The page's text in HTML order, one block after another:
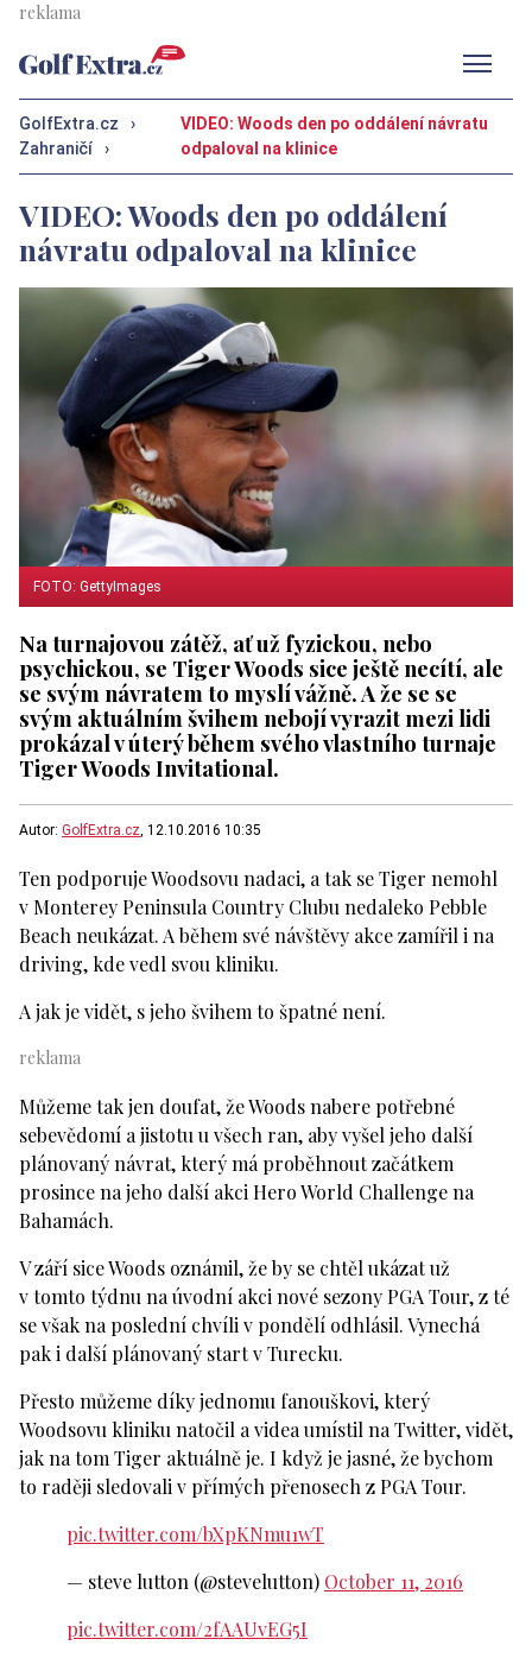
GolfExtra.cz
›
Zahraničí
›
VIDEO: Woods den po oddálení návratu
odpaloval na klinice
VIDEO: Woods den po oddálení
návratu odpaloval na klinice
FOTO: GettyImages
Na turnajovou zátěž, ať už fyzickou, nebo
psychickou, se Tiger Woods sice ještě necítí, ale
se svým návratem to myslí vážně. A že se se
svým aktuálním švihem nebojí vyrazit mezi lidi
prokázal v úterý během svého vlastního turnaje
Tiger Woods Invitational.
Autor: GolfExtra.cz, 12.10.2016 10:35
Ten podporuje Woodsovu nadaci, a tak se Tiger nemohl
v Monterey Peninsula Country Clubu nedaleko Pebble
Beach neukázat. A během své návštěvy akce zamířil i na
driving, kde vedl svou kliniku.
A jak je vidět, s jeho švihem to špatné není.
Můžeme tak jen doufat, že Woods nabere potřebné
sebevědomí a jistotu u všech ran, aby vyšel jeho další
plánovaný návrat, který má proběhnout začátkem
prosince na jeho další akci Hero World Challenge na
Bahamách.
V září sice Woods oznámil, že by se chtěl ukázat už
v tomto týdnu na úvodní akci nové sezony PGA Tour, z té
se však na poslední chvíli v pondělí odhlásil. Vynechá
pak i další plánovaný start v Turecku.
Přesto můžeme díky jednomu fanouškovi, který
Woodsovu kliniku natočil a videa umístil na Twitter, vidět,
jak na tom Tiger aktuálně je. I když je jasné, že bychom
to raději sledovali v přímých přenosech z PGA Tour.
pic.twitter.com/bXpKNmu1wT
— steve lutton (@stevelutton) October 11, 2016
pic.twitter.com/2fAAUvEG5I